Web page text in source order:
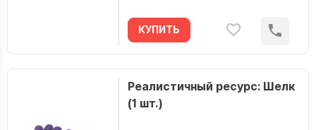
КУПИТЬ
Реалистичный ресурс: Шелк
(1 шт.)